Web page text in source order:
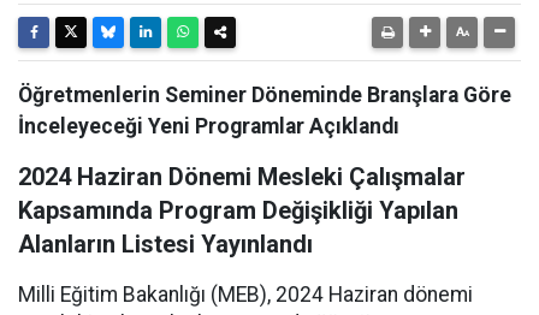
Öğretmenlerin Seminer Döneminde Branşlara Göre
İnceleyeceği Yeni Programlar Açıklandı
2024 Haziran Dönemi Mesleki Çalışmalar
Kapsamında Program Değişikliği Yapılan
Alanların Listesi Yayınlandı
Milli Eğitim Bakanlığı (MEB), 2024 Haziran dönemi